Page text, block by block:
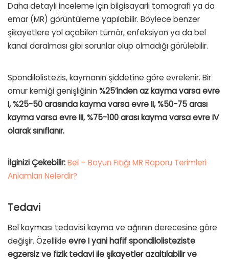
Daha detaylı inceleme için bilgisayarlı tomografi ya da
emar (MR) görüntüleme yapılabilir. Böylece benzer
şikayetlere yol açabilen tümör, enfeksiyon ya da bel
kanal daralması gibi sorunlar olup olmadığı görülebilir.
Spondilolistezis, kaymanın şiddetine göre evrelenir. Bir
omur kemiği genişliğinin %25’inden az kayma varsa evre
I, %25-50 arasında kayma varsa evre II, %50-75 arası
kayma varsa evre III, %75-100 arası kayma varsa evre IV
olarak sınıflanır.
İlginizi Çekebilir:Bel – Boyun Fıtığı MR Raporu Terimleri
Anlamları Nelerdir?
Tedavi
Bel kayması tedavisi kayma ve ağrının derecesine göre
değişir. Özellikle evre I yani hafif spondilolisteziste
egzersiz ve fizik tedavi ile şikayetler azaltılabilir ve